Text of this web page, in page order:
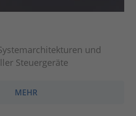
und
Steuergeräte
MEHR